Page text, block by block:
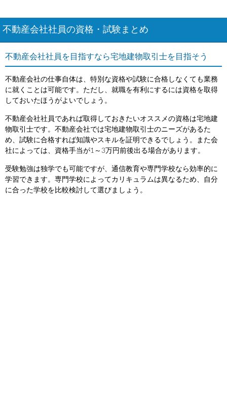
不動産会社社員の資格・試験まとめ
不動産会社社員を目指すなら宅地建物取引士を目指そう
不動産会社の仕事自体は、特別な資格や試験に合格しなくても業務
に就くことは可能です。ただし、就職を有利にするには資格を取得
しておいたほうがよいでしょう。
不動産会社社員であれば取得しておきたいオススメの資格は宅地建
物取引士です。不動産会社では宅地建物取引士のニーズがあるた
め、試験に合格すれば知識やスキルを証明できるでしょう。また会
社によっては、資格手当が1～3万円前後出る場合があります。
受験勉強は独学でも可能ですが、通信教育や専門学校なら効率的に
学習できます。専門学校によってカリキュラムは異なるため、自分
に合った学校を比較検討して選びましょう。